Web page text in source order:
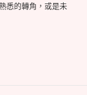
悉的轉角，或是未